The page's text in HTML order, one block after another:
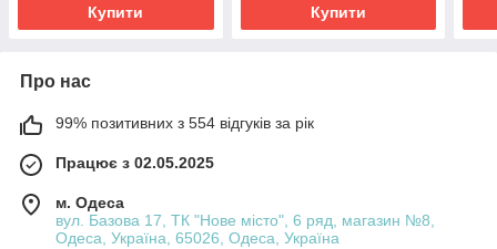
Купити Купити
Про нас
99% позитивних з 554 відгуків за рік
Працює з 02.05.2025
м. Одеса
вул. Базова 17, ТК "Нове місто", 6 ряд, магазин №8,
Одеса, Україна, 65026, Одеса, Україна